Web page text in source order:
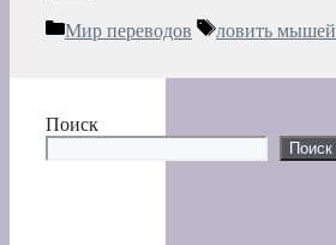
Рубрики
Мир переводов Метки
ловить мышей
Поиск
Поиск